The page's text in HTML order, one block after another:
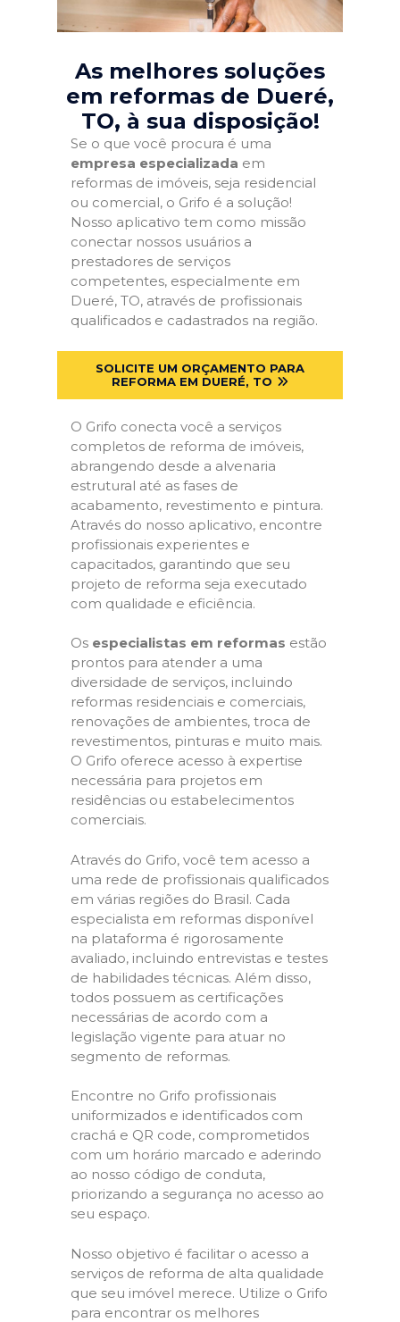
As melhores soluções
em reformas de Dueré,
TO, à sua disposição!
Se o que você procura é uma
empresa especializada em
reformas de imóveis, seja residencial
ou comercial, o Grifo é a solução!
Nosso aplicativo tem como missão
conectar nossos usuários a
prestadores de serviços
competentes, especialmente em
Dueré, TO, através de profissionais
qualificados e cadastrados na região.
SOLICITE UM ORÇAMENTO PARA
REFORMA EM DUERÉ, TO
O Grifo conecta você a serviços
completos de reforma de imóveis,
abrangendo desde a alvenaria
estrutural até as fases de
acabamento, revestimento e pintura.
Através do nosso aplicativo, encontre
profissionais experientes e
capacitados, garantindo que seu
projeto de reforma seja executado
com qualidade e eficiência.
Os especialistas em reformas estão
prontos para atender a uma
diversidade de serviços, incluindo
reformas residenciais e comerciais,
renovações de ambientes, troca de
revestimentos, pinturas e muito mais.
O Grifo oferece acesso à expertise
necessária para projetos em
residências ou estabelecimentos
comerciais.
Através do Grifo, você tem acesso a
uma rede de profissionais qualificados
em várias regiões do Brasil. Cada
especialista em reformas disponível
na plataforma é rigorosamente
avaliado, incluindo entrevistas e testes
de habilidades técnicas. Além disso,
todos possuem as certificações
necessárias de acordo com a
legislação vigente para atuar no
segmento de reformas.
Encontre no Grifo profissionais
uniformizados e identificados com
crachá e QR code, comprometidos
com um horário marcado e aderindo
ao nosso código de conduta,
priorizando a segurança no acesso ao
seu espaço.
Nosso objetivo é facilitar o acesso a
serviços de reforma de alta qualidade
que seu imóvel merece. Utilize o Grifo
para encontrar os melhores